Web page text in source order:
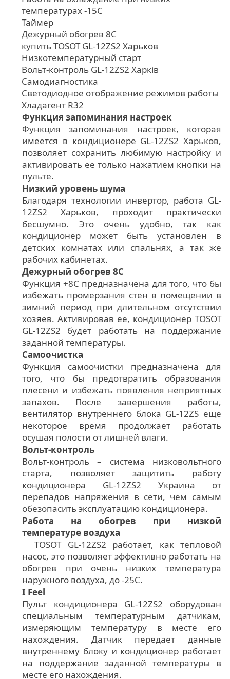
температурах -15С
Таймер
Дежурный обогрев 8С
купить TOSOT GL-12ZS2 Харьков
Низкотемпературный старт
Вольт-контроль GL-12ZS2 Харків
Самодиагностика
Светодиодное отображение режимов работы
Хладагент R32
Функция запоминания настроек
Функция запоминания настроек, которая
имеется в кондиционере GL-12ZS2 Харьков,
позволяет сохранить любимую настройку и
активировать ее только нажатием кнопки на
пульте.
Низкий уровень шума
Благодаря технологии инвертор, работа GL-
12ZS2 Харьков, проходит практически
бесшумно. Это очень удобно, так как
кондиционер может быть установлен в
детских комнатах или спальнях, а так же
рабочих кабинетах.
Дежурный обогрев 8С
Функция +8С предназначена для того, что бы
избежать промерзания стен в помещении в
зимний период при длительном отсутствии
хозяев. Активировав ее, кондиционер TOSOT
GL-12ZS2 будет работать на поддержание
заданной температуры.
Самоочистка
Функция самоочистки предназначена для
того, что бы предотвратить образования
плесени и избежать появления неприятных
запахов. После завершения работы,
вентилятор внутреннего блока GL-12ZS еще
некоторое время продолжает работать
осушая полости от лишней влаги.
Вольт-контроль
Вольт-контроль – система низковольтного
старта, позволяет защитить работу
кондиционера GL-12ZS2 Украина от
перепадов напряжения в сети, чем самым
обезопасить эксплуатацию кондиционера.
Работа на обогрев при низкой
температуре воздуха
TOSOT GL-12ZS2 работает, как тепловой
насос, это позволяет эффективно работать на
обогрев при очень низких температура
наружного воздуха, до -25С.
I Feel
Пульт кондиционера GL-12ZS2 оборудован
специальным температурным датчикам,
измеряющим температуру в месте его
нахождения. Датчик передает данные
внутреннему блоку и кондиционер работает
на поддержание заданной температуры в
месте его нахождения.